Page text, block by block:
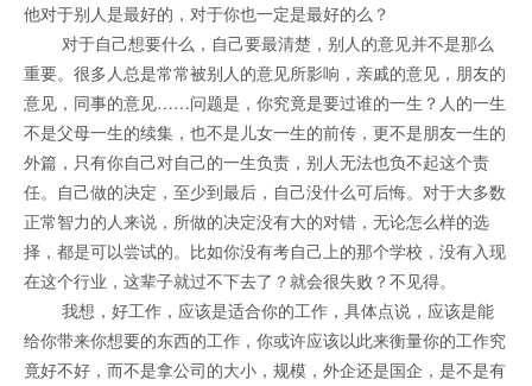
他对于别人是最好的，对于你也一定是最好的么？
对于自己想要什么，自己要最清楚，别人的意见并不是那么
重要。很多人总是常常被别人的意见所影响，亲戚的意见，朋友的
意见，同事的意见……问题是，你究竟是要过谁的一生？人的一生
不是父母一生的续集，也不是儿女一生的前传，更不是朋友一生的
外篇，只有你自己对自己的一生负责，别人无法也负不起这个责
任。自己做的决定，至少到最后，自己没什么可后悔。对于大多数
正常智力的人来说，所做的决定没有大的对错，无论怎么样的选
择，都是可以尝试的。比如你没有考自己上的那个学校，没有入现
在这个行业，这辈子就过不下去了？就会很失败？不见得。
我想，好工作，应该是适合你的工作，具体点说，应该是能
给你带来你想要的东西的工作，你或许应该以此来衡量你的工作究
竟好不好，而不是拿公司的大小，规模，外企还是国企，是不是有